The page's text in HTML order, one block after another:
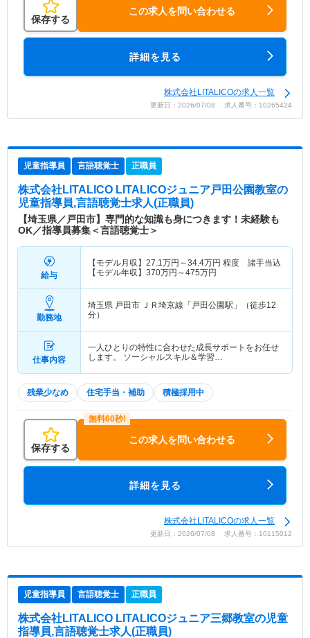
保存する
この求人を問い合わせる
詳細を見る
株式会社LITALICOの求人一覧
更新日：2026/07/08 求人番号：10265424
児童指導員 言語聴覚士 正職員
株式会社LITALICO LITALICOジュニア戸田公園教室の
児童指導員,言語聴覚士求人(正職員)
【埼玉県／戸田市】専門的な知識も身につきます！未経験も
OK／指導員募集＜言語聴覚士＞
給与
【モデル月収】 27.1万円～34.4万円 程度 諸手当込
【モデル年収】 370万円～475万円
勤務地
埼玉県 戸田市 ＪＲ埼京線「戸田公園駅」（徒歩12
分）
仕事内容
一人ひとりの特性に合わせた成長サポートをお任せ
します。 ソーシャルスキル＆学習…
残業少なめ 住宅手当・補助 積極採用中
保存する
この求人を問い合わせる
詳細を見る
株式会社LITALICOの求人一覧
更新日：2026/07/08 求人番号：10115012
児童指導員 言語聴覚士 正職員
株式会社LITALICO LITALICOジュニア三郷教室の児童
指導員,言語聴覚士求人(正職員)